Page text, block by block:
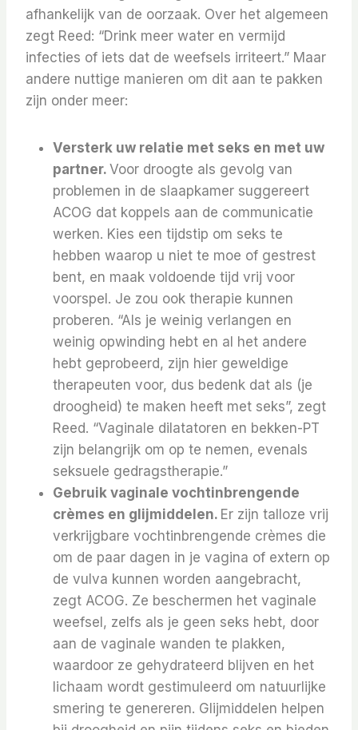
afhankelijk van de oorzaak. Over het algemeen
zegt Reed: “Drink meer water en vermijd
infecties of iets dat de weefsels irriteert.” Maar
andere nuttige manieren om dit aan te pakken
zijn onder meer:
Versterk uw relatie met seks en met uw
partner. Voor droogte als gevolg van
problemen in de slaapkamer suggereert
ACOG dat koppels aan de communicatie
werken. Kies een tijdstip om seks te
hebben waarop u niet te moe of gestrest
bent, en maak voldoende tijd vrij voor
voorspel. Je zou ook therapie kunnen
proberen. “Als je weinig verlangen en
weinig opwinding hebt en al het andere
hebt geprobeerd, zijn hier geweldige
therapeuten voor, dus bedenk dat als (je
droogheid) te maken heeft met seks”, zegt
Reed. “Vaginale dilatatoren en bekken-PT
zijn belangrijk om op te nemen, evenals
seksuele gedragstherapie.”
Gebruik vaginale vochtinbrengende
crèmes en glijmiddelen. Er zijn talloze vrij
verkrijgbare vochtinbrengende crèmes die
om de paar dagen in je vagina of extern op
de vulva kunnen worden aangebracht,
zegt ACOG. Ze beschermen het vaginale
weefsel, zelfs als je geen seks hebt, door
aan de vaginale wanden te plakken,
waardoor ze gehydrateerd blijven en het
lichaam wordt gestimuleerd om natuurlijke
smering te genereren. Glijmiddelen helpen